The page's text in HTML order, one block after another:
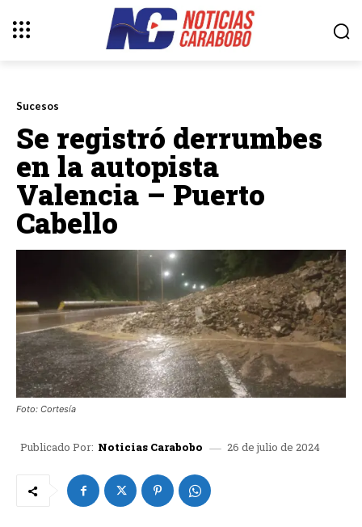
Sucesos
Se registró derrumbes
en la autopista
Valencia – Puerto
Cabello
Foto: Cortesía
Publicado Por: Noticias Carabobo 26 de julio de 2024